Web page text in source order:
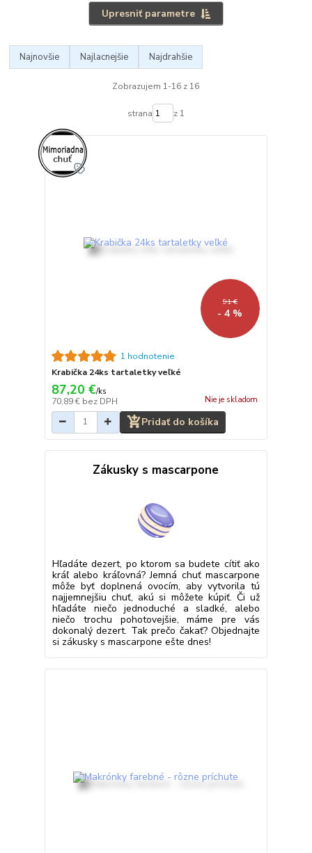
Upresniť parametre
Najnovšie Najlacnejšie Najdrahšie
Zobrazujem 1-16 z 16
strana z 1
91 €
- 4 %
1 hodnotenie
Krabička 24ks tartaletky veľké
87,20 €/ks
70,89 € bez DPH Nie je skladom
Pridať do košíka
Zákusky s mascarpone
Hľadáte dezert, po ktorom sa budete cítiť ako
kráľ alebo kráľovná? Jemná chuť mascarpone
môže byť doplnená ovocím, aby vytvorila tú
najjemnejšiu chuť, akú si môžete kúpiť. Či už
hľadáte niečo jednoduché a sladké, alebo
niečo trochu pohotovejšie, máme pre vás
dokonalý dezert. Tak prečo čakať? Objednajte
si zákusky s mascarpone ešte dnes!